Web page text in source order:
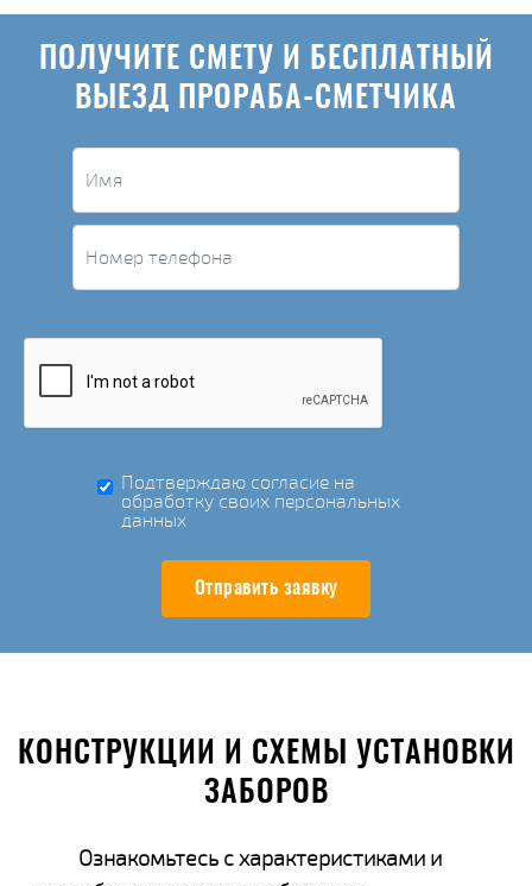
ПОЛУЧИТЕ СМЕТУ И БЕСПЛАТНЫЙ
ВЫЕЗД ПРОРАБА-СМЕТЧИКА
Подтверждаю согласие на
обработку своих персональных
данных
Отправить заявку
КОНСТРУКЦИИ И СХЕМЫ УСТАНОВКИ
ЗАБОРОВ
Ознакомьтесь с характеристиками и